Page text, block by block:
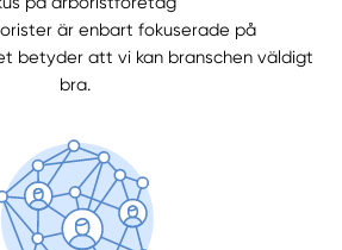
är enbart fokuserade på
betyder att vi kan branschen väldigt
bra.